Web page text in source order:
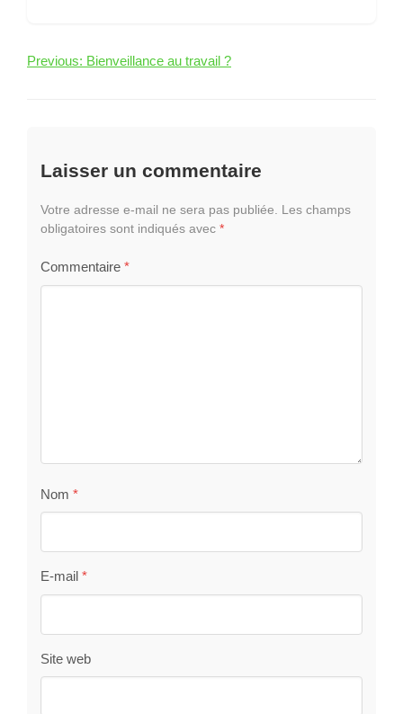
Navigation
Previous: Bienveillance au travail ?
Laisser un commentaire
Votre adresse e-mail ne sera pas publiée.
Les champs
obligatoires sont indiqués avec *
Commentaire *
Nom *
E-mail *
Site web